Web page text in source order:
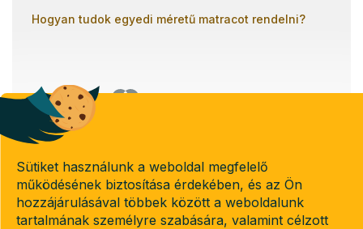
Sütiket használunk a weboldal megfelelő
működésének biztosítása érdekében, és az Ön
hozzájárulásával többek között a weboldalunk
tartalmának személyre szabására, valamint célzott
Hogyan tudok egyedi méretű matracot rendelni?
Copyright 2026
Emeletes-agyak.hu
. Minden jog fenntartva.
Süti beállítások szerkesztése